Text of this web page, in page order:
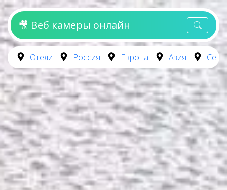
🎥 Веб камеры онлайн
Отели Россия Европа Азия